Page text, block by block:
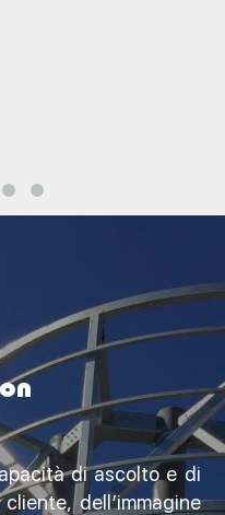
di ascolto e di
dell’immagine